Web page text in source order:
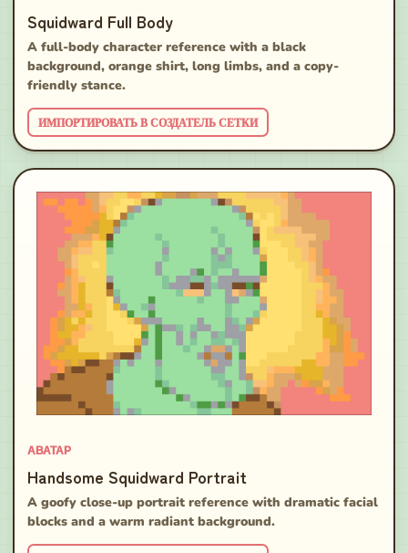
Squidward Full Body
A full-body character reference with a black
background, orange shirt, long limbs, and a copy-
friendly stance.
ИМПОРТИРОВАТЬ В СОЗДАТЕЛЬ СЕТКИ
АВАТАР
Handsome Squidward Portrait
A goofy close-up portrait reference with dramatic facial
blocks and a warm radiant background.